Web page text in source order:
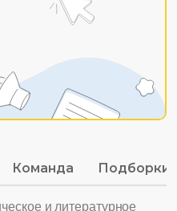
Команда Подборки
и литературное